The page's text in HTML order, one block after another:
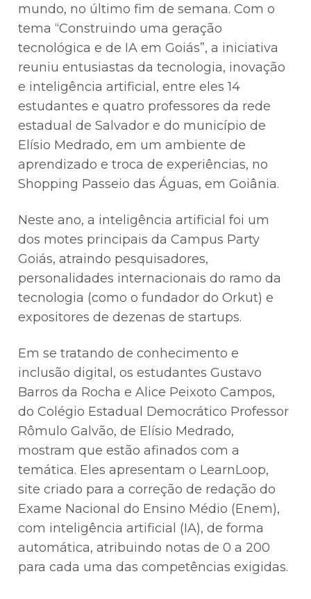
mundo, no último fim de semana. Com o
tema “Construindo uma geração
tecnológica e de IA em Goiás”, a iniciativa
reuniu entusiastas da tecnologia, inovação
e inteligência artificial, entre eles 14
estudantes e quatro professores da rede
estadual de Salvador e do município de
Elísio Medrado, em um ambiente de
aprendizado e troca de experiências, no
Shopping Passeio das Águas, em Goiânia.
Neste ano, a inteligência artificial foi um
dos motes principais da Campus Party
Goiás, atraindo pesquisadores,
personalidades internacionais do ramo da
tecnologia (como o fundador do Orkut) e
expositores de dezenas de startups.
Em se tratando de conhecimento e
inclusão digital, os estudantes Gustavo
Barros da Rocha e Alice Peixoto Campos,
do Colégio Estadual Democrático Professor
Rômulo Galvão, de Elísio Medrado,
mostram que estão afinados com a
temática. Eles apresentam o LearnLoop,
site criado para a correção de redação do
Exame Nacional do Ensino Médio (Enem),
com inteligência artificial (IA), de forma
automática, atribuindo notas de 0 a 200
para cada uma das competências exigidas.